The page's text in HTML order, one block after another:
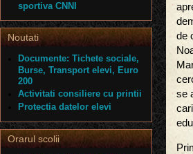
de
se
sportiva CNNI
Noutati
Documente: Tichete sociale,
Burse, Transport elevi, Euro
200
Activitati consiliere cu printii
Protectia datelor elevi
Orarul scolii